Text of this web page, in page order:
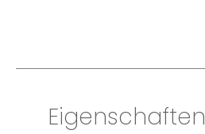
Eigenschaften